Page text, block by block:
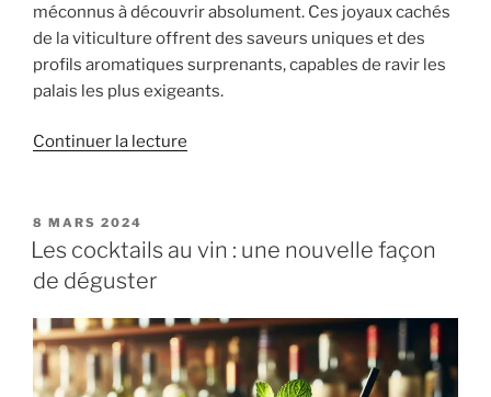
méconnus à découvrir absolument. Ces joyaux cachés
de la viticulture offrent des saveurs uniques et des
profils aromatiques surprenants, capables de ravir les
palais les plus exigeants.
Continuer la lecture
à
PUBLIÉ
LE
8 MARS 2024
Les cocktails au vin : une nouvelle façon
de déguster